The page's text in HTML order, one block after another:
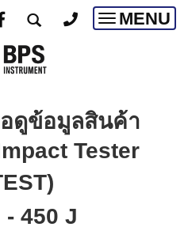
Toggle
MENU
ดูข้อมูลสินค้า
Tester
- 450 J